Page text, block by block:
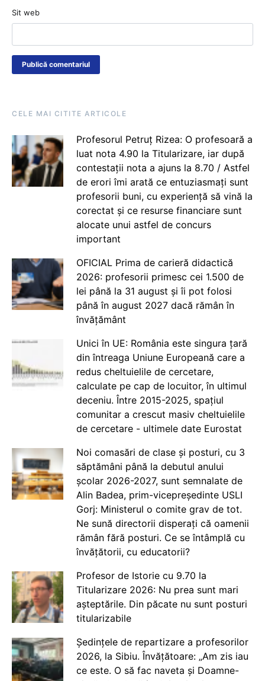
Sit web
CELE MAI CITITE ARTICOLE
Profesorul Petruț Rizea: O profesoară a
luat nota 4.90 la Titularizare, iar după
contestații nota a ajuns la 8.70 / Astfel
de erori îmi arată ce entuziasmați sunt
profesorii buni, cu experiență să vină la
corectat și ce resurse financiare sunt
alocate unui astfel de concurs
important
OFICIAL Prima de carieră didactică
2026: profesorii primesc cei 1.500 de
lei până la 31 august și îi pot folosi
până în august 2027 dacă rămân în
învățământ
Unici în UE: România este singura țară
din întreaga Uniune Europeană care a
redus cheltuielile de cercetare,
calculate pe cap de locuitor, în ultimul
deceniu. Între 2015-2025, spațiul
comunitar a crescut masiv cheltuielile
de cercetare - ultimele date Eurostat
Noi comasări de clase și posturi, cu 3
săptămâni până la debutul anului
școlar 2026-2027, sunt semnalate de
Alin Badea, prim-vicepreședinte USLI
Gorj: Ministerul o comite grav de tot.
Ne sună directorii disperați că oamenii
rămân fără posturi. Ce se întâmplă cu
învățătorii, cu educatorii?
Profesor de Istorie cu 9.70 la
Titularizare 2026: Nu prea sunt mari
așteptările. Din păcate nu sunt posturi
titularizabile
Ședințele de repartizare a profesorilor
2026, la Sibiu. Învățătoare: „Am zis iau
ce este. O să fac naveta și Doamne-